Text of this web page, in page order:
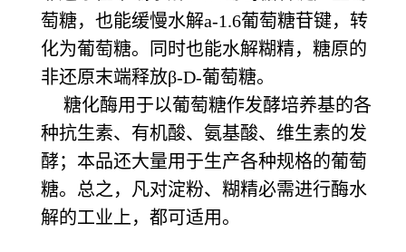
萄糖，也能缓慢水解a-1.6葡萄糖苷键，转
化为葡萄糖。同时也能水解糊精，糖原的
非还原末端释放β-D-葡萄糖。
糖化酶用于以葡萄糖作发酵培养基的各
种抗生素、有机酸、氨基酸、维生素的发
酵；本品还大量用于生产各种规格的葡萄
糖。总之，凡对淀粉、糊精必需进行酶水
解的工业上，都可适用。